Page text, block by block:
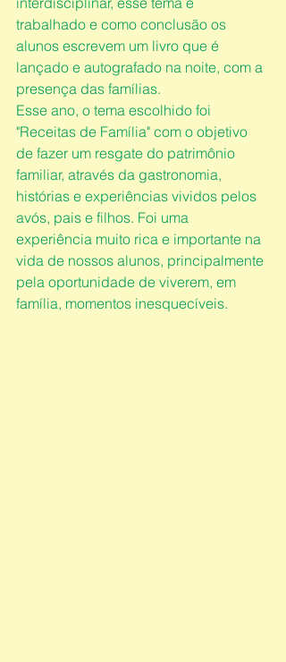
trabalhado e como conclusão os
alunos escrevem um livro que é
lançado e autografado na noite, com a
presença das famílias.
Esse ano, o tema escolhido foi
"Receitas de Família" com o objetivo
de fazer um resgate do patrimônio
familiar, através da gastronomia,
histórias e experiências vividos pelos
avós, pais e filhos. Foi uma
experiência muito rica e importante na
vida de nossos alunos, principalmente
pela oportunidade de viverem, em
família, momentos inesquecíveis.